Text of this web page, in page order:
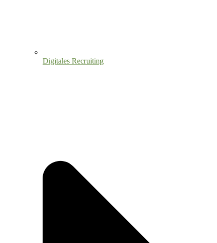
Digitales Recruiting